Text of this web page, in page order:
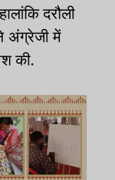
दरौली
अंग्रेजी में
की.